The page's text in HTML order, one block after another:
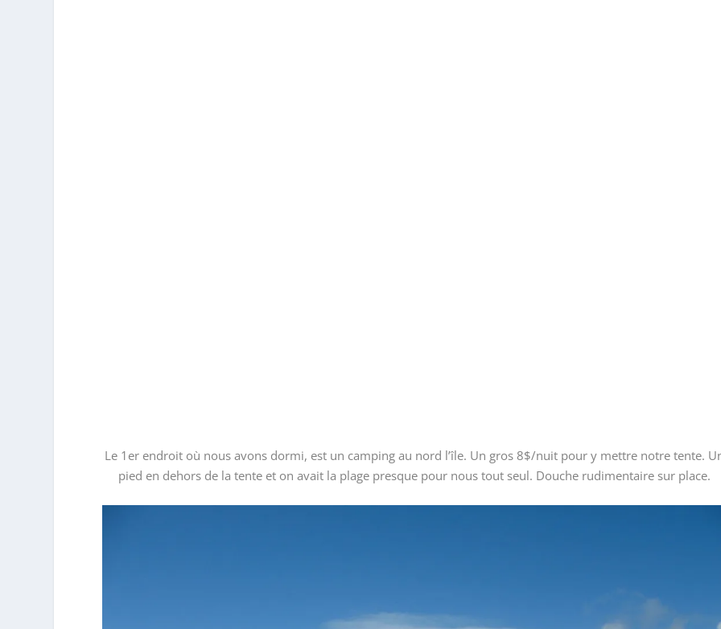
Le 1er endroit où nous avons dormi, est un camping au nord l’île. Un gros 8$/nuit pour y mettre notre tente.
pied en dehors de la tente et on avait la plage presque pour nous tout seul. Douche rudimentaire sur place.